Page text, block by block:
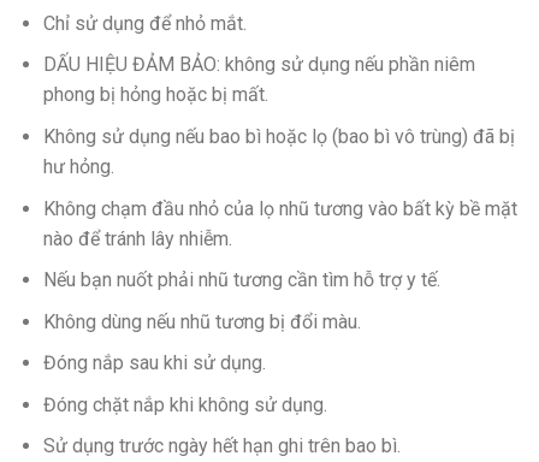
Chỉ sử dụng để nhỏ mắt.
DẤU HIỆU ĐẢM BẢO: không sử dụng nếu phần niêm
phong bị hỏng hoặc bị mất.
Không sử dụng nếu bao bì hoặc lọ (bao bì vô trùng) đã bị
hư hỏng.
Không chạm đầu nhỏ của lọ nhũ tương vào bất kỳ bề mặt
nào để tránh lây nhiễm.
Nếu bạn nuốt phải nhũ tương cần tìm hỗ trợ y tế.
Không dùng nếu nhũ tương bị đổi màu.
Đóng nắp sau khi sử dụng.
Đóng chặt nắp khi không sử dụng.
Sử dụng trước ngày hết hạn ghi trên bao bì.